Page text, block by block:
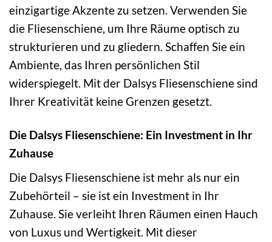
einzigartige Akzente zu setzen. Verwenden Sie
die Fliesenschiene, um Ihre Räume optisch zu
strukturieren und zu gliedern. Schaffen Sie ein
Ambiente, das Ihren persönlichen Stil
widerspiegelt. Mit der Dalsys Fliesenschiene sind
Ihrer Kreativität keine Grenzen gesetzt.
Die Dalsys Fliesenschiene: Ein Investment in Ihr
Zuhause
Die Dalsys Fliesenschiene ist mehr als nur ein
Zubehörteil – sie ist ein Investment in Ihr
Zuhause. Sie verleiht Ihren Räumen einen Hauch
von Luxus und Wertigkeit. Mit dieser